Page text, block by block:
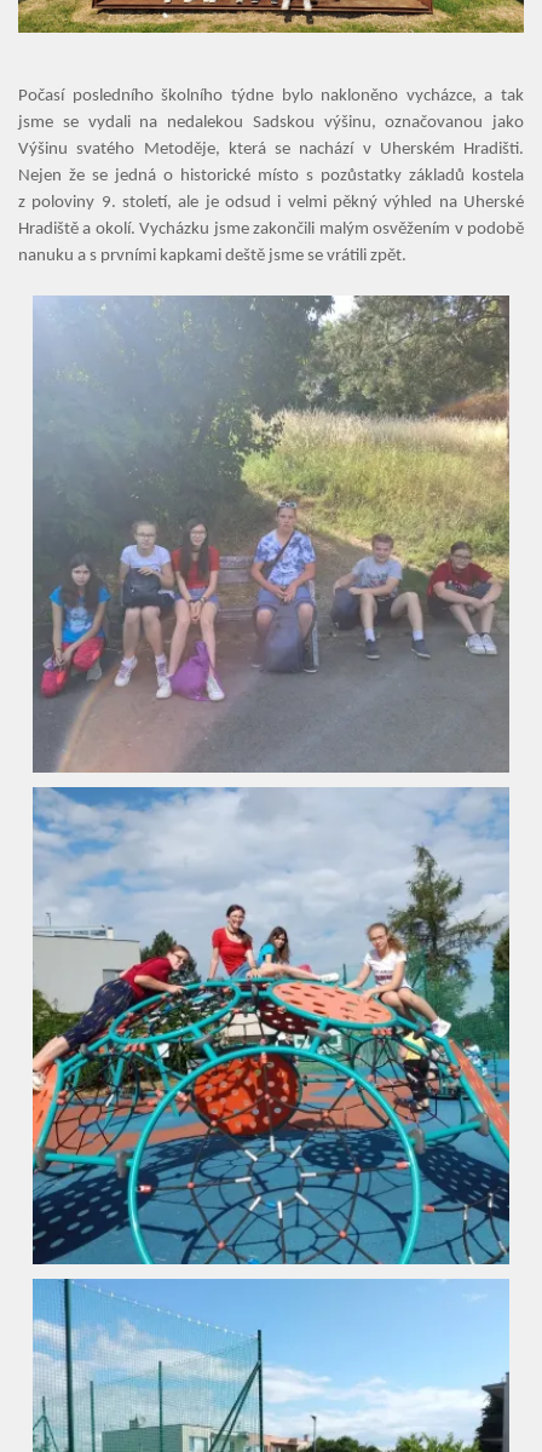
Naše škola
Základní škola
ZŠ speciální
ZŠ a MŠ při nemocnici
Školní družina
Fotogalerie
Kalendář akcí
Kontakty
Vyhledávání na webu
Počasí posledního školního týdne bylo nakloněno vycházce, a tak
jsme se vydali na nedalekou Sadskou výšinu, označovanou jako
Výšinu svatého Metoděje, která se nachází v Uherském Hradišti.
Nejen že se jedná o historické místo s pozůstatky základů kostela
z poloviny 9. století, ale je odsud i velmi pěkný výhled na Uherské
Hradiště a okolí. Vycházku jsme zakončili malým osvěžením v podobě
nanuku a s prvními kapkami deště jsme se vrátili zpět.